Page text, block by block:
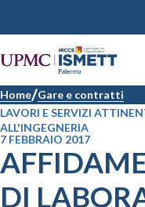
Home Gare e contratti
LAVORI E SERVIZI
ALL'INGEGNERIA
7 FEBBRAIO 2017
DI